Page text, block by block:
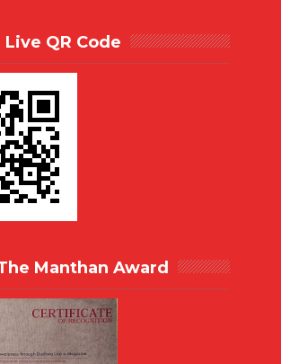
QR Code
Manthan Award